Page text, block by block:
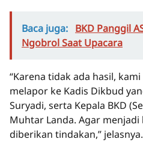
Baca juga: BKD Panggil
Ngobrol Saat Upacara
“Karena tidak ada hasil,
melapor ke Kadis Dikbud
Suryadi, serta Kepala BKD
Muhtar Landa. Agar
diberikan tindakan,” jelasnya.